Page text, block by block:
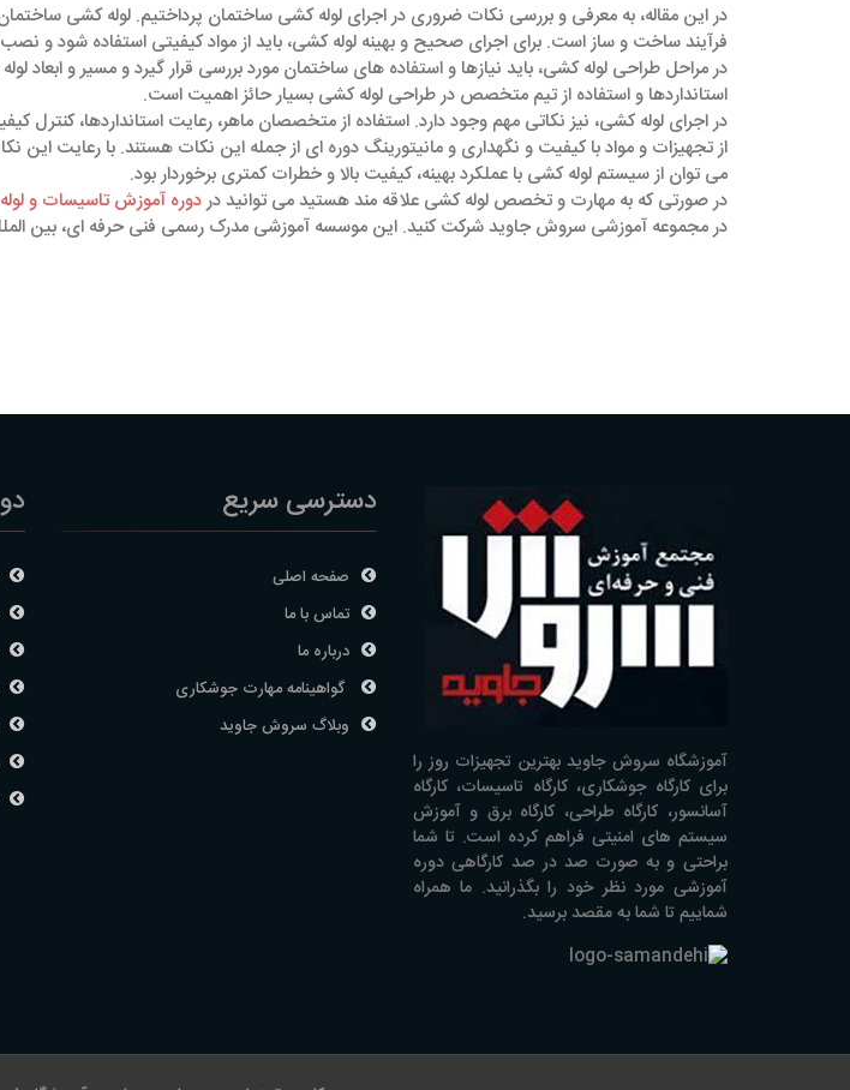
در این مقاله، به معرفی و بررسی نکات ضروری در اجرای لوله ‌کشی ساختمان پرداختیم. لوله ‌کشی
فرآیند ساخت و ساز است. برای اجرای صحیح و بهینه لوله ‌کشی، باید از مواد کیفیتی استفاده شود و
در مراحل طراحی لوله ‌کشی، باید نیازها و استفاده‌ های ساختمان مورد بررسی قرار گیرد و مسیر و ابعاد
استانداردها و استفاده از تیم متخصص در طراحی لوله ‌کشی بسیار حائز اهمیت است.
در اجرای لوله ‌کشی، نیز نکاتی مهم وجود دارد. استفاده از متخصصان ماهر، رعایت استانداردها، کنترل
از تجهیزات و مواد با کیفیت و نگهداری و مانیتورینگ دوره ‌ای از جمله این نکات هستند. با رعایت این
می ‌توان از سیستم لوله‌ کشی با عملکرد بهینه، کیفیت بالا و خطرات کمتری برخوردار بود.
در صورتی که به مهارت و تخصص لوله کشی علاقه مند هستید می توانید دردوره آموزش تاسیسات و لوله کشی
در مجموعه آموزشی سروش جاوید شرکت کنید. این موسسه آموزشی مدرک رسمی فنی حرفه ای، بین
آموزشگاه سروش جاوید بهترین تجهیزات روز را
برای کارگاه جوشکاری، کارگاه تاسیسات، کارگاه
آسانسور، کارگاه طراحی، کارگاه برق و آموزش
سیستم های امنیتی فراهم کرده است. تا شما
براحتی و به صورت صد در صد کارگاهی دوره
آموزشی مورد نظر خود را بگذرانید. ما همراه
شماییم تا شما به مقصد برسید.
دسترسی سریع
صفحه اصلی
تماس با ما
درباره ما
گواهینامه مهارت جوشکاری
وبلاگ سروش جاوید